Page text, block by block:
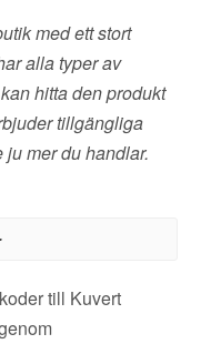
med ett stort
alla typer av
hitta den produkt
tillgängliga
mer du handlar.
till Kuvert